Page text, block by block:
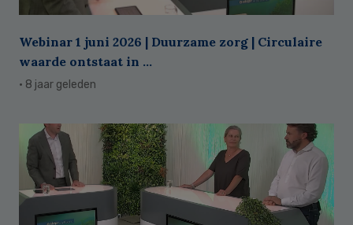
Webinar 1 juni 2026 | Duurzame zorg | Circulaire
waarde ontstaat in ...
· 8 jaar geleden